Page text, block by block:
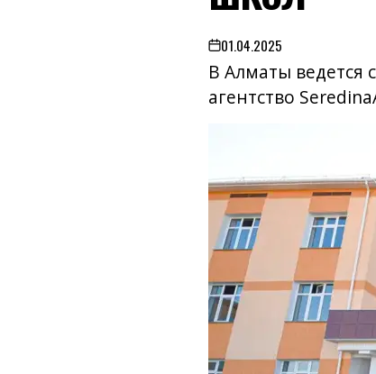
on01.04.2025
В Алматы ведется
агентство